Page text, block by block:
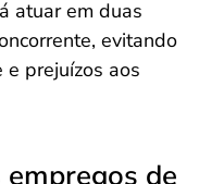
atuar em duas
evitando
prejuízos aos
de